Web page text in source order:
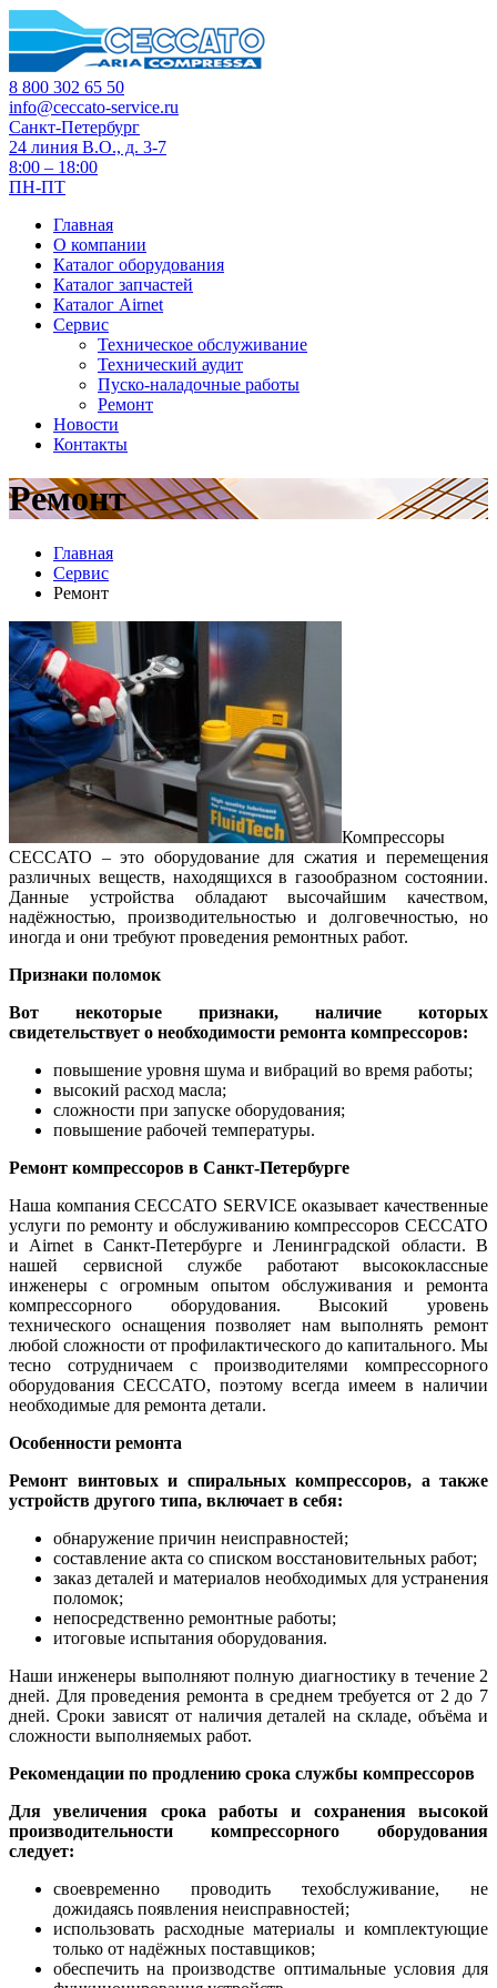
8 800 302 65 50
info@ceccato-service.ru
Санкт-Петербург
24 линия В.О., д. 3-7
8:00 – 18:00
ПН-ПТ
Главная
О компании
Каталог оборудования
Каталог запчастей
Каталог Airnet
Сервис
Техническое обслуживание
Технический аудит
Пуско-наладочные работы
Ремонт
Новости
Контакты
Ремонт
Главная
Сервис
Ремонт
Компрессоры
CECCATO – это оборудование для сжатия и перемещения
различных веществ, находящихся в газообразном состоянии.
Данные устройства обладают высочайшим качеством,
надёжностью, производительностью и долговечностью, но
иногда и они требуют проведения ремонтных работ.
Признаки поломок
Вот некоторые признаки, наличие которых
свидетельствует о необходимости ремонта компрессоров:
повышение уровня шума и вибраций во время работы;
высокий расход масла;
сложности при запуске оборудования;
повышение рабочей температуры.
Ремонт компрессоров в Санкт-Петербурге
Наша компания CECCATO SERVICE оказывает качественные
услуги по ремонту и обслуживанию компрессоров CECCATO
и Airnet в Санкт-Петербурге и Ленинградской области. В
нашей сервисной службе работают высококлассные
инженеры с огромным опытом обслуживания и ремонта
компрессорного оборудования. Высокий уровень
технического оснащения позволяет нам выполнять ремонт
любой сложности от профилактического до капитального. Мы
тесно сотрудничаем с производителями компрессорного
оборудования CECCATO, поэтому всегда имеем в наличии
необходимые для ремонта детали.
Особенности ремонта
Ремонт винтовых и спиральных компрессоров, а также
устройств другого типа, включает в себя:
обнаружение причин неисправностей;
составление акта со списком восстановительных работ;
заказ деталей и материалов необходимых для устранения
поломок;
непосредственно ремонтные работы;
итоговые испытания оборудования.
Наши инженеры выполняют полную диагностику в течение 2
дней. Для проведения ремонта в среднем требуется от 2 до 7
дней. Сроки зависят от наличия деталей на складе, объёма и
сложности выполняемых работ.
Рекомендации по продлению срока службы компрессоров
Для увеличения срока работы и сохранения высокой
производительности компрессорного оборудования
следует:
своевременно проводить техобслуживание, не
дожидаясь появления неисправностей;
использовать расходные материалы и комплектующие
только от надёжных поставщиков;
обеспечить на производстве оптимальные условия для